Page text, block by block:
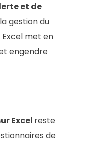
et de
gestion du
met en
engendre
Excel reste
de